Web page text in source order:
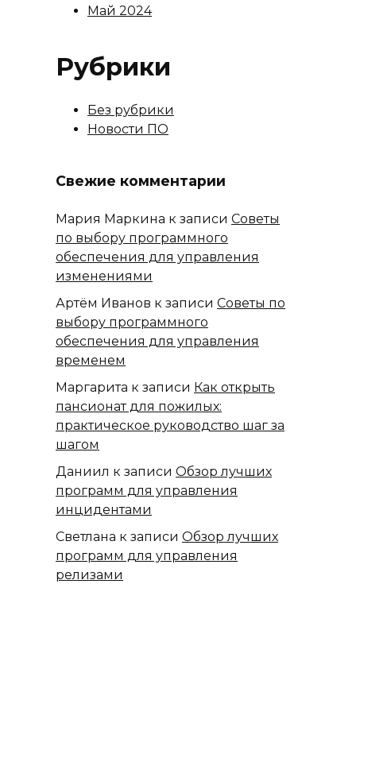
Май 2024
Рубрики
Без рубрики
Новости ПО
Свежие комментарии
Мария Маркина к записи Советы
по выбору программного
обеспечения для управления
изменениями
Артём Иванов к записи Советы по
выбору программного
обеспечения для управления
временем
Маргарита к записи Как открыть
пансионат для пожилых:
практическое руководство шаг за
шагом
Даниил к записи Обзор лучших
программ для управления
инцидентами
Светлана к записи Обзор лучших
программ для управления
релизами